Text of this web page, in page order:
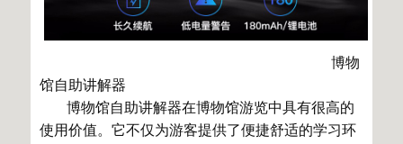
博物
馆自助讲解器
博物馆自助讲解器在博物馆游览中具有很高的
使用价值。它不仅为游客提供了便捷舒适的学习环